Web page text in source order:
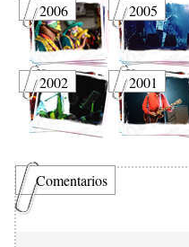
2006 2005
2002 2001
Comentarios